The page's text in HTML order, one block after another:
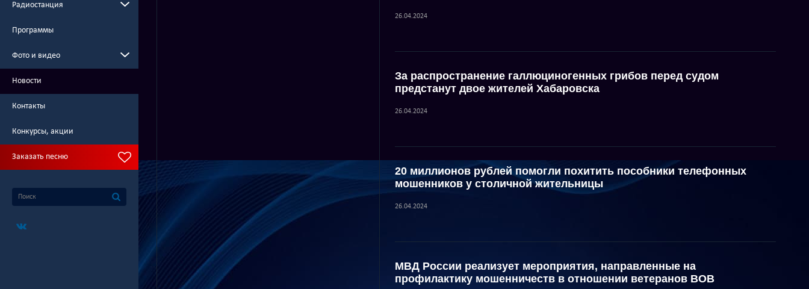
Радиостанция
Программы
Фото и видео
Новости
Контакты
Конкурсы, акции
Заказать песню
26.04.2024
За распространение галлюциногенных грибов перед судом
предстанут двое жителей Хабаровска
26.04.2024
20 миллионов рублей помогли похитить пособники телефонных
мошенников у столичной жительницы
26.04.2024
МВД России реализует мероприятия, направленные на
профилактику мошенничеств в отношении ветеранов ВОВ